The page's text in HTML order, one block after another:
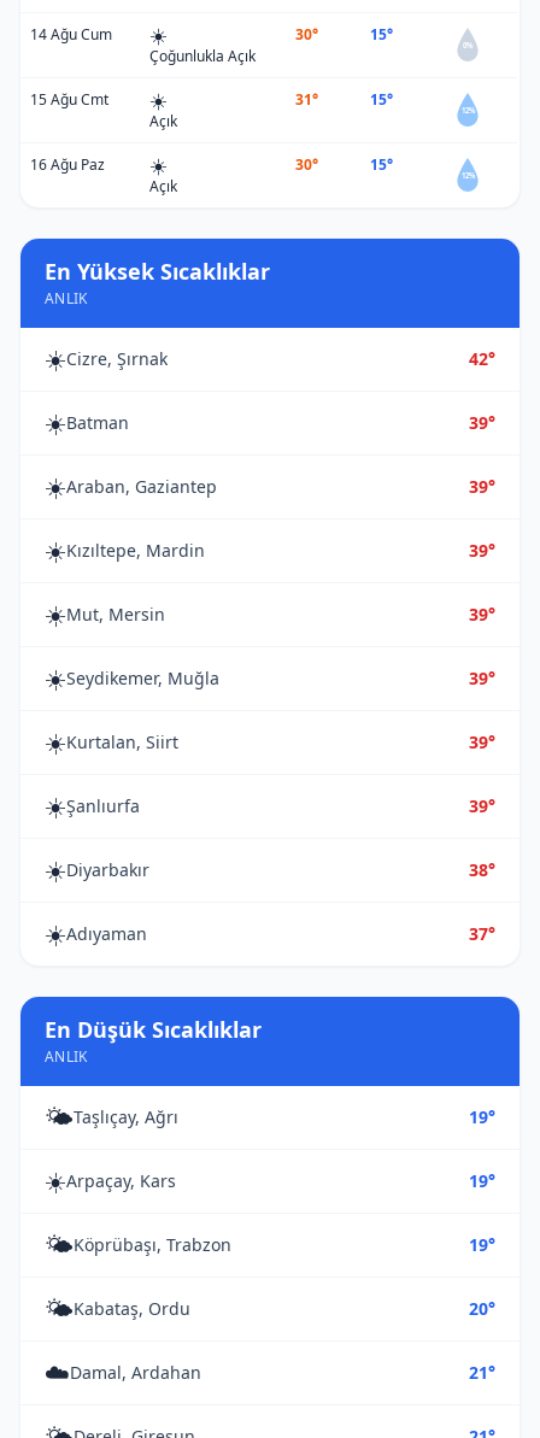
14 Ağu Cum ☀️
Çoğunlukla Açık
30° 15°
0%
15 Ağu Cmt ☀️
Açık
31° 15°
12%
16 Ağu Paz ☀️
Açık
30° 15°
12%
En Yüksek Sıcaklıklar
ANLIK
☀️Cizre, Şırnak 42°
☀️Batman 39°
☀️Araban, Gaziantep 39°
☀️Kızıltepe, Mardin 39°
☀️Mut, Mersin 39°
☀️Seydikemer, Muğla 39°
☀️Kurtalan, Siirt 39°
☀️Şanlıurfa 39°
☀️Diyarbakır 38°
☀️Adıyaman 37°
En Düşük Sıcaklıklar
ANLIK
🌤️Taşlıçay, Ağrı 19°
☀️Arpaçay, Kars 19°
🌤️Köprübaşı, Trabzon 19°
🌤️Kabataş, Ordu 20°
☁️Damal, Ardahan 21°